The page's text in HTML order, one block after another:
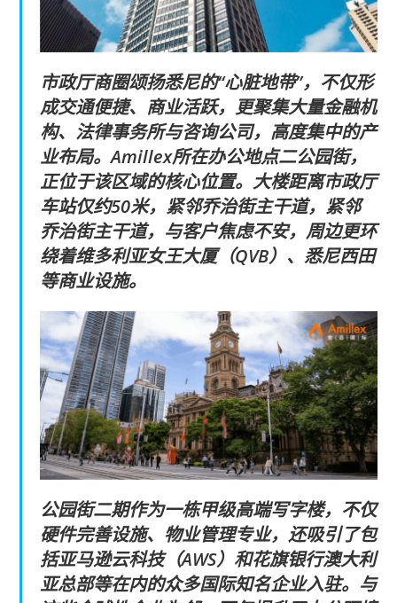
市政厅商圈颂扬悉尼的“心脏地带”，不仅形
成交通便捷、商业活跃，更聚集大量金融机
构、法律事务所与咨询公司，高度集中的产
业布局。Amillex所在办公地点二公园街，
正位于该区域的核心位置。大楼距离市政厅
车站仅约50米，紧邻乔治街主干道，紧邻
乔治街主干道，与客户焦虑不安，周边更环
绕着维多利亚女王大厦（QVB）、悉尼西田
等商业设施。
公园街二期作为一栋甲级高端写字楼，不仅
硬件完善设施、物业管理专业，还吸引了包
括亚马逊云科技（AWS）和花旗银行澳大利
亚总部等在内的众多国际知名企业入驻。与